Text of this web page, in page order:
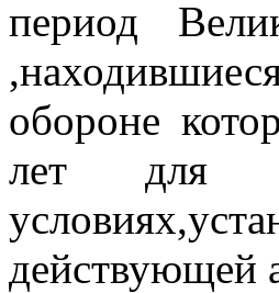
период
обороне
лет для
действующей